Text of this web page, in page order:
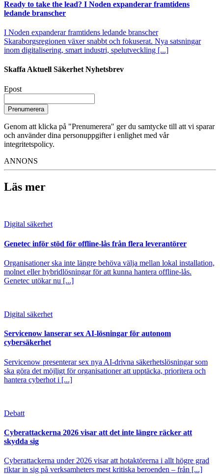
Ready to take the lead? I Noden expanderar framtidens
ledande branscher
I Noden expanderar framtidens ledande branscher
Skaraborgsregionen växer snabbt och fokuserat. Nya satsningar
inom digitalisering, smart industri, spelutveckling [...]
Skaffa Aktuell Säkerhet Nyhetsbrev
Epost
Prenumerera
Genom att klicka på "Prenumerera" ger du samtycke till att vi sparar
och använder dina personuppgifter i enlighet med vår
integritetspolicy.
ANNONS
Läs mer
Digital säkerhet
Genetec inför stöd för offline-lås från flera leverantörer
Organisationer ska inte längre behöva välja mellan lokal installation,
molnet eller hybridlösningar för att kunna hantera offline-lås.
Genetec utökar nu [...]
Digital säkerhet
Servicenow lanserar sex AI-lösningar för autonom
cybersäkerhet
Servicenow presenterar sex nya AI-drivna säkerhetslösningar som
ska göra det möjligt för organisationer att upptäcka, prioritera och
hantera cyberhot i [...]
Debatt
Cyberattackerna 2026 visar att det inte längre räcker att
skydda sig
Cyberattackerna under 2026 visar att hotaktörerna i allt högre grad
riktar in sig på verksamheters mest kritiska beroenden – från [...]